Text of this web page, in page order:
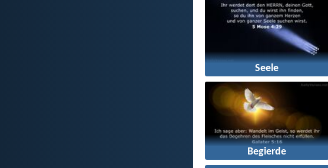
Seele
Begierde